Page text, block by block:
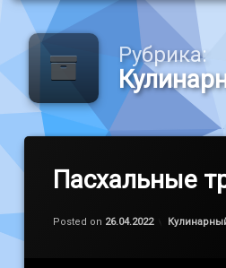
Рубрика:
Пасхальные
Posted on 26.04.2022
Обновлено
by
Категории: